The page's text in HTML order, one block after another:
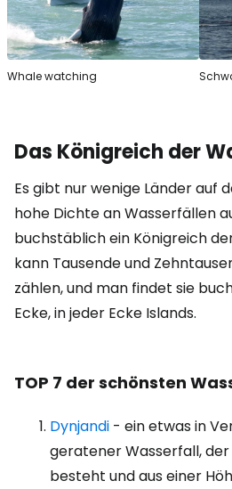
Whale watching
Das Königreich der
Es gibt nur wenige Länder auf
hohe Dichte an Wasserfällen
buchstäblich ein Königreich
kann Tausende und
zählen, und man findet sie
Ecke, in jeder Ecke Islands.
TOP 7 der schönsten
Dynjandi - ein etwas in
geratener Wasserfall, der
besteht und aus einer